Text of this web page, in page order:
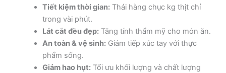
Tiết kiệm thời gian:Thái hàng chục kg thịt chỉ
trong vài phút.
Lát cắt đều đẹp:Tăng tính thẩm mỹ cho món ăn.
An toàn & vệ sinh:Giảm tiếp xúc tay với thực
phẩm sống.
Giảm hao hụt:Tối ưu khối lượng và chất lượng